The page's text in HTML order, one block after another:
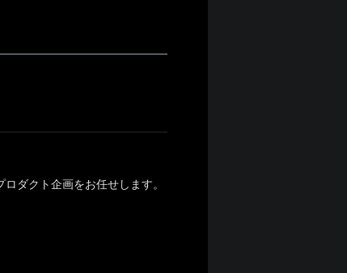
ダクト企画をお任せします。